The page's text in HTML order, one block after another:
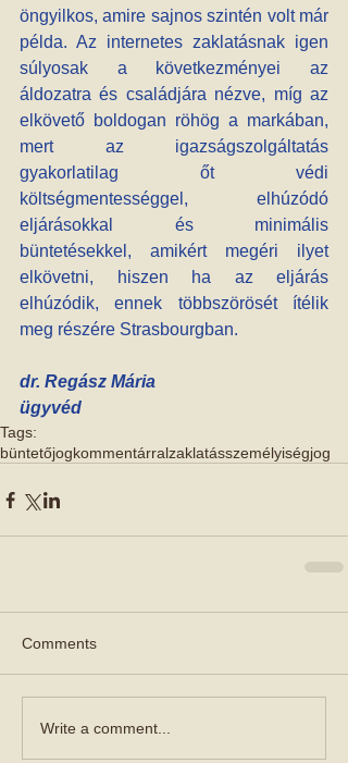
öngyilkos, amire sajnos szintén volt már
példa. Az internetes zaklatásnak igen
súlyosak a következményei az
áldozatra és családjára nézve, míg az
elkövető boldogan röhög a markában,
mert az igazságszolgáltatás
gyakorlatilag őt védi
költségmentességgel, elhúzódó
eljárásokkal és minimális
büntetésekkel, amikért megéri ilyet
elkövetni, hiszen ha az eljárás
elhúzódik, ennek többszörösét ítélik
meg részére Strasbourgban.
dr. Regász Mária
ügyvéd
Tags:
büntetőjogkommentárralzaklatásszemélyiségjog
Comments
Write a comment...